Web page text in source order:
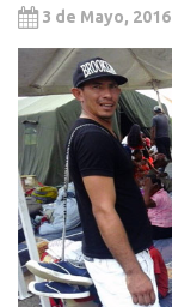
3 de Mayo, 2016